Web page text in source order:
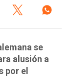
se
alusión a
por el